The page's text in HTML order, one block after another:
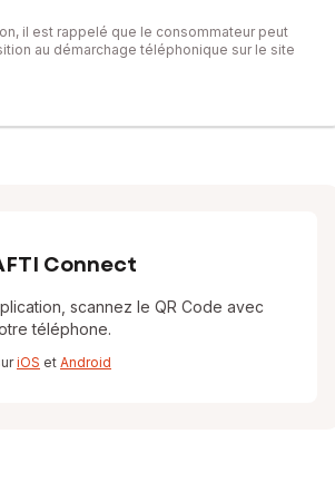
il est rappelé que le consommateur peut
au démarchage téléphonique sur le site
Connect
scannez le QR Code avec
téléphone.
iOS et Android